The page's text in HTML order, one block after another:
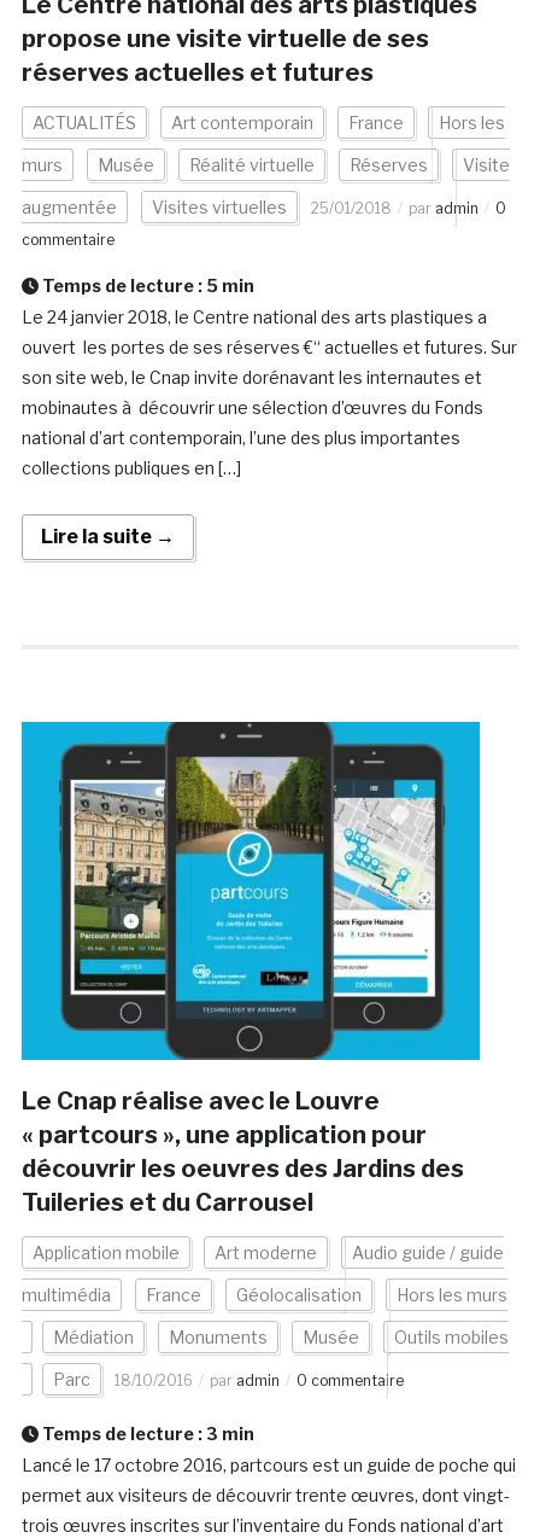
propose une visite virtuelle de ses
réserves actuelles et futures
ACTUALITÉS Art contemporain France Hors les
murs Musée Réalité virtuelle Réserves Visite
augmentée Visites virtuelles 25/01/2018 par admin
0
commentaire
Temps de lecture : 5 min
Le 24 janvier 2018, le Centre national des arts plastiques a
ouvert les portes de ses réserves €“ actuelles et futures. Sur
son site web, le Cnap invite dorénavant les internautes et
mobinautes à découvrir une sélection d’œuvres du Fonds
national d’art contemporain, l’une des plus importantes
collections publiques en […]
Lire la suite →
Le Cnap réalise avec le Louvre
« partcours », une application pour
découvrir les oeuvres des Jardins des
Tuileries et du Carrousel
Application mobile Art moderne Audio guide / guide
multimédia France Géolocalisation Hors les murs
Médiation Monuments Musée Outils mobiles
Parc 18/10/2016 par admin 0 commentaire
Temps de lecture : 3 min
Lancé le 17 octobre 2016, partcours est un guide de poche qui
permet aux visiteurs de découvrir trente œuvres, dont vingt-
trois œuvres inscrites sur l’inventaire du Fonds national d’art